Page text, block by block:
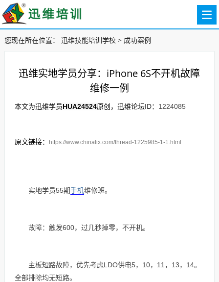
您现在所在位置： 迅维技能培训学校> 成功案例
迅维实地学员分享：iPhone 6S不开机故障
维修一例
本文为迅维学员HUA24524原创，迅维论坛ID： 1224085
原文链接： https://www.chinafix.com/thread-1225985-1-1.html
实地学员55期手机维修班。
故障：触发600，过几秒掉零，不开机。
主板短路故障，优先考虑LDO供电5，10，11，13，14。
全部排除均无短路。